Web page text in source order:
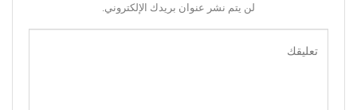
لن يتم نشر عنوان بريدك الإلكتروني.